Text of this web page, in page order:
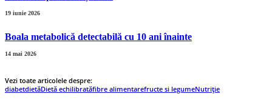
19 iunie 2026
Boala metabolică detectabilă cu 10 ani înainte
14 mai 2026
Vezi toate articolele despre:
diabetdietăDietă echilibratăfibre alimentarefructe si legumeNutriție